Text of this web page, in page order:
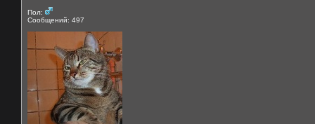
Пол:
Сообщений: 497